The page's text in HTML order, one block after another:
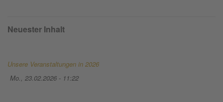
Neuester Inhalt
Unsere Veranstaltungen in 2026
Mo., 23.02.2026 - 11:22